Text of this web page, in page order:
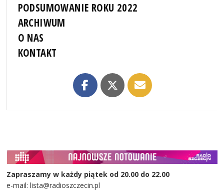
PODSUMOWANIE ROKU 2022
ARCHIWUM
O NAS
KONTAKT
Zapraszamy w każdy piątek od 20.00 do 22.00
e-mail: lista@radioszczecin.pl